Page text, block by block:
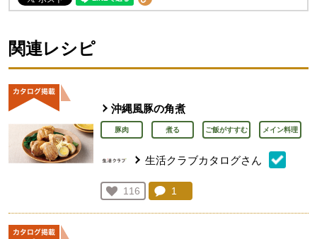
関連レシピ
沖縄風豚の角煮
豚肉 煮る ご飯がすすむ メイン料理
生活クラブカタログさん
お気に入り登録：
116
人が登録
コメント：
1